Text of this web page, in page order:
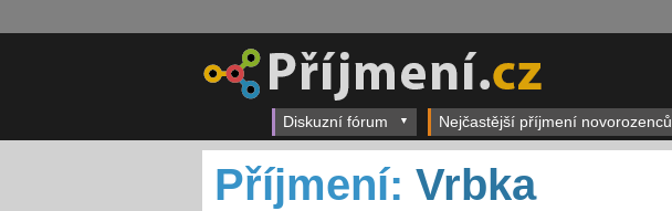
Diskuzní fórum Nejčastější příjmení novorozenců
Příjmení: Vrbka